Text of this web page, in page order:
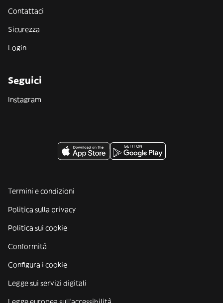
Contattaci
Sicurezza
Login
Seguici
Instagram
Termini e condizioni
Politica sulla privacy
Politica sui cookie
Conformità
Configura i cookie
Legge sui servizi digitali